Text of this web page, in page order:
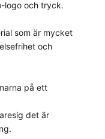
logo och tryck.
som är mycket
och
på ett
det är